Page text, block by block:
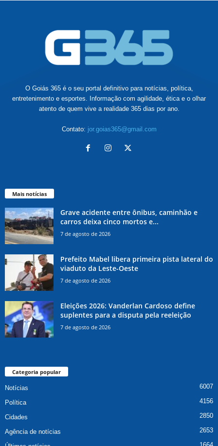
O Goiás 365 é o seu portal definitivo para notícias, política,
entretenimento e esportes. Informação com agilidade, ética e o olhar
atento de quem vive a realidade 365 dias por ano.
Contato: jor.goias365@gmail.com
Mais notícias
Grave acidente entre ônibus, caminhão e
carros deixa cinco mortos e...
7 de agosto de 2026
Prefeito Mabel libera primeira pista lateral do
viaduto da Leste-Oeste
7 de agosto de 2026
Eleições 2026: Vanderlan Cardoso define
suplentes para a disputa pela reeleição
7 de agosto de 2026
Categoria popular
Notícias 6007
Política 4156
Cidades 2850
Agência de notícias 2653